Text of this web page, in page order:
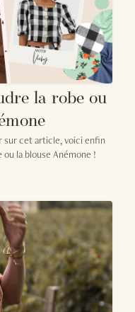
la robe ou
sur cet article, voici enfin
la blouse Anémone !